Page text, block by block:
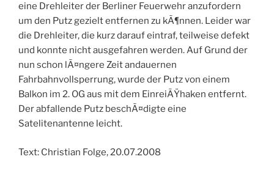
eine Drehleiter der Berliner Feuerwehr anzufordern
um den Putz gezielt entfernen zu kÃ¶nnen. Leider war
die Drehleiter, die kurz darauf eintraf, teilweise defekt
und konnte nicht ausgefahren werden. Auf Grund der
nun schon lÃ¤ngere Zeit andauernen
Fahrbahnvollsperrung, wurde der Putz von einem
Balkon im 2. OG aus mit dem EinreiÃŸhaken entfernt.
Der abfallende Putz beschÃ¤digte eine
Satelitenantenne leicht.
Text: Christian Folge, 20.07.2008